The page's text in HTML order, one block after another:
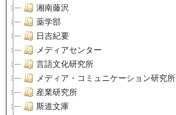
湘南藤沢
薬学部
日吉紀要
メディアセンター
言語文化研究所
メディア・コミュニケーション研究所
産業研究所
斯道文庫